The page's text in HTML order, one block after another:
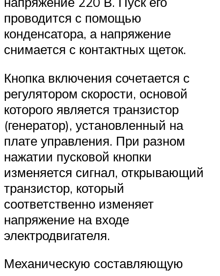
проводится с помощью
конденсатора, а напряжение
снимается с контактных щеток.
Кнопка включения сочетается с
регулятором скорости, основой
которого является транзистор
(генератор), установленный на
плате управления. При разном
нажатии пусковой кнопки
изменяется сигнал, открывающий
транзистор, который
соответственно изменяет
напряжение на входе
электродвигателя.
Механическую составляющую